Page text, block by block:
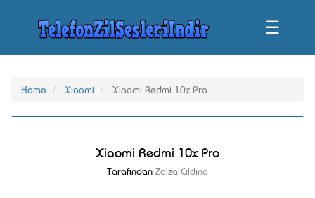
☰
Home Xiaomi Xiaomi Redmi 10x Pro
Xiaomi Redmi 10x Pro
Tarafından Zalza Cildina